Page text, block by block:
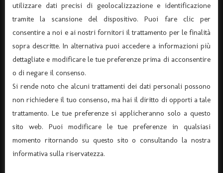
Via Verona 8 – 37045 Legnago – (tel. 0442-25544)
Codice univoco per fatturazione elettronica KRRH6B9
info@ilteatrodante.it
Home Teatro Dante
Dove siamo
I servizi
Policy e Privacy
utilizzare dati precisi di geolocalizzazione e identificazione
tramite la scansione del dispositivo. Puoi fare clic per
consentire a noi e ai nostri fornitori il trattamento per le finalità
sopra descritte. In alternativa puoi accedere a informazioni più
dettagliate e modificare le tue preferenze prima di acconsentire
o di negare il consenso.
Si rende noto che alcuni trattamenti dei dati personali possono
non richiedere il tuo consenso, ma hai il diritto di opporti a tale
trattamento. Le tue preferenze si applicheranno solo a questo
sito web. Puoi modificare le tue preferenze in qualsiasi
momento ritornando su questo sito o consultando la nostra
informativa sulla riservatezza.